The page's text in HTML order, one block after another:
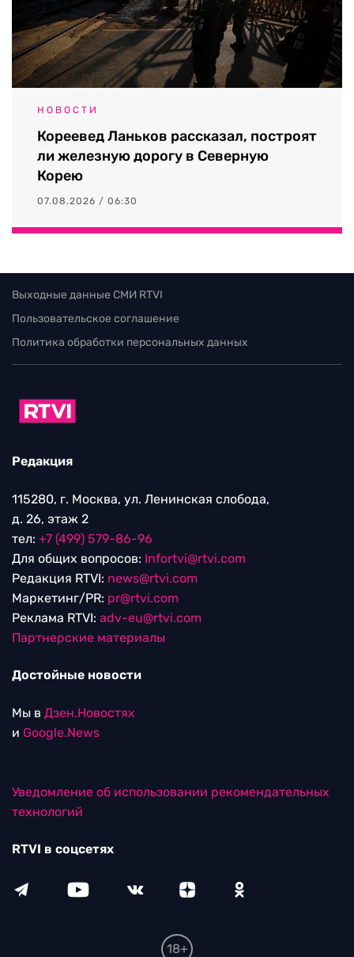
НОВОСТИ
Кореевед Ланьков рассказал, построят
ли железную дорогу в Северную
Корею
07.08.2026 / 06:30
Выходные данные СМИ RTVI
Пользовательское соглашение
Политика обработки персональных данных
Редакция
115280, г. Москва, ул. Ленинская слобода,
д. 26, этаж 2
тел: +7 (499) 579-86-96
Для общих вопросов: Infortvi@rtvi.com
Редакция RTVI: news@rtvi.com
Маркетинг/PR: pr@rtvi.com
Реклама RTVI: adv-eu@rtvi.com
Партнерские материалы
Достойные новости
Мы в Дзен.Новостях
и Google.News
Уведомление об использовании рекомендательных
технологий
RTVI в соцсетях
18+